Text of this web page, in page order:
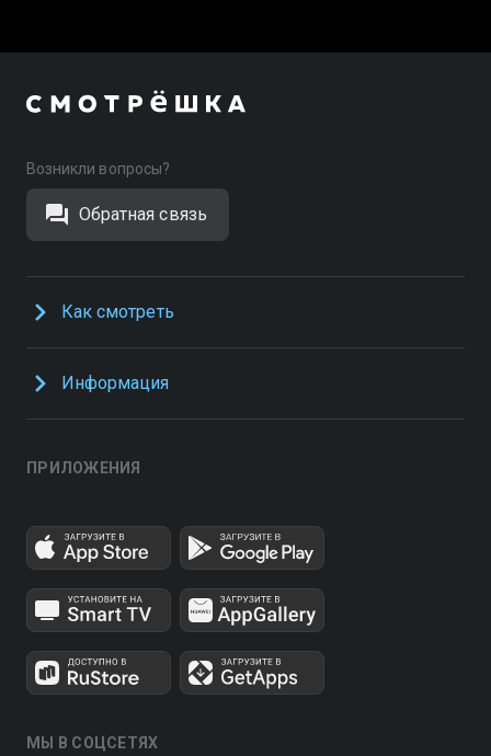
Возникли вопросы?
Обратная связь
Как смотреть
Информация
ПРИЛОЖЕНИЯ
МЫ В СОЦСЕТЯХ